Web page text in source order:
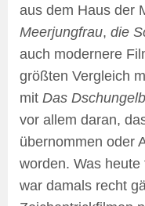
aus dem Haus der
Meerjungfrau, die
auch modernere
größten Vergleich
mit Das
vor allem daran,
übernommen oder
worden. Was
war damals recht